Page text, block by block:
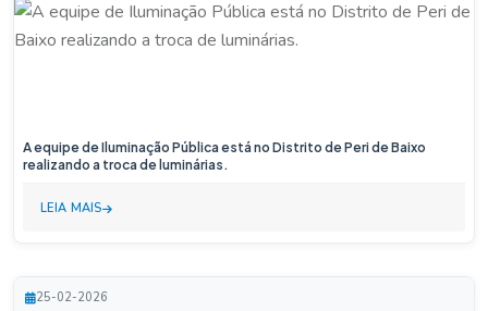
A equipe de Iluminação Pública está no Distrito de Peri de Baixo
realizando a troca de luminárias.
LEIA MAIS
25-02-2026